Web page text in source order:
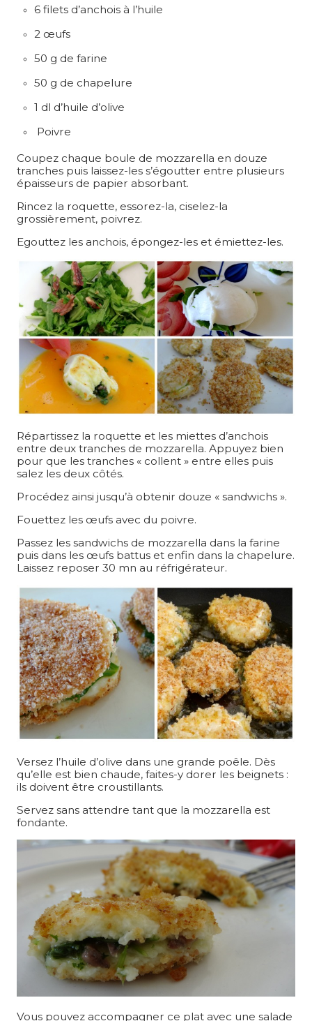
6 filets d’anchois à l’huile
2 œufs
50 g de farine
50 g de chapelure
1 dl d’huile d’olive
Poivre
Coupez chaque boule de mozzarella en douze
tranches puis laissez-les s’égoutter entre plusieurs
épaisseurs de papier absorbant.
Rincez la roquette, essorez-la, ciselez-la
grossièrement, poivrez.
Egouttez les anchois, épongez-les et émiettez-les.
Répartissez la roquette et les miettes d’anchois
entre deux tranches de mozzarella. Appuyez bien
pour que les tranches « collent » entre elles puis
salez les deux côtés.
Procédez ainsi jusqu’à obtenir douze « sandwichs ».
Fouettez les œufs avec du poivre.
Passez les sandwichs de mozzarella dans la farine
puis dans les œufs battus et enfin dans la chapelure.
Laissez reposer 30 mn au réfrigérateur.
Versez l’huile d’olive dans une grande poêle. Dès
qu’elle est bien chaude, faites-y dorer les beignets :
ils doivent être croustillants.
Servez sans attendre tant que la mozzarella est
fondante.
Vous pouvez accompagner ce plat avec une salade